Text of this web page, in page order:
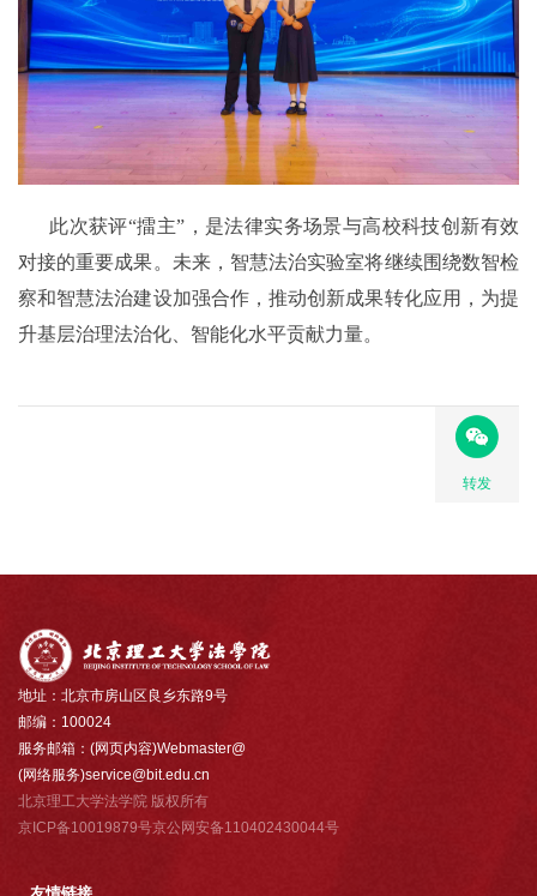
此次获评“擂主”，是法律实务场景与高校科技创新有效
对接的重要成果。未来，智慧法治实验室将继续围绕数智检
察和智慧法治建设加强合作，推动创新成果转化应用，为提
升基层治理法治化、智能化水平贡献力量。
转发
地址：北京市房山区良乡东路9号
邮编：100024
服务邮箱：(网页内容)Webmaster@
(网络服务)service@bit.edu.cn
北京理工大学法学院 版权所有
京ICP备10019879号京公网安备110402430044号